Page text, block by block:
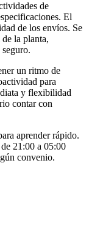
de
El
de los envíos. Se
la planta,
un ritmo de
para
y flexibilidad
contar con
aprender rápido.
21:00 a 05:00
convenio.